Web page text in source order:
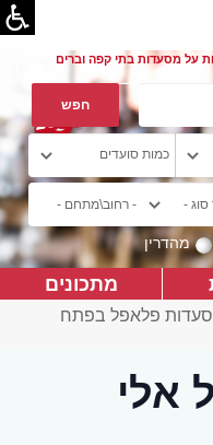
על מסעדות בתי קפה וברים
מהדרין
מתכונים
פלאפל בפתח
אלי